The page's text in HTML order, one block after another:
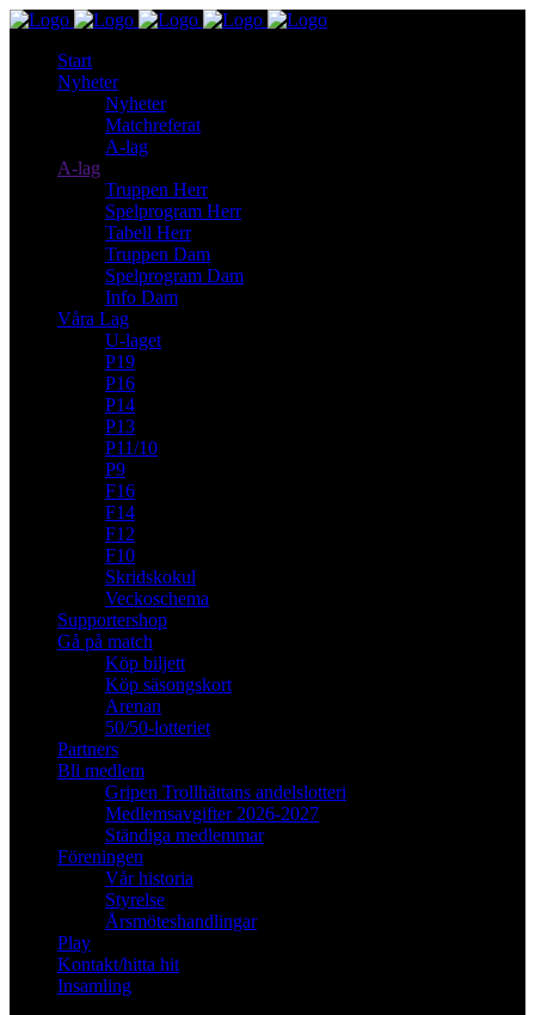
Start
Nyheter
Nyheter
Matchreferat
A-lag
A-lag
Truppen Herr
Spelprogram Herr
Tabell Herr
Truppen Dam
Spelprogram Dam
Info Dam
Våra Lag
U-laget
P19
P16
P14
P13
P11/10
P9
F16
F14
F12
F10
Skridskokul
Veckoschema
Supportershop
Gå på match
Köp biljett
Köp säsongskort
Arenan
50/50-lotteriet
Partners
Bli medlem
Gripen Trollhättans andelslotteri
Medlemsavgifter 2026-2027
Ständiga medlemmar
Föreningen
Vår historia
Styrelse
Årsmöteshandlingar
Play
Kontakt/hitta hit
Insamling